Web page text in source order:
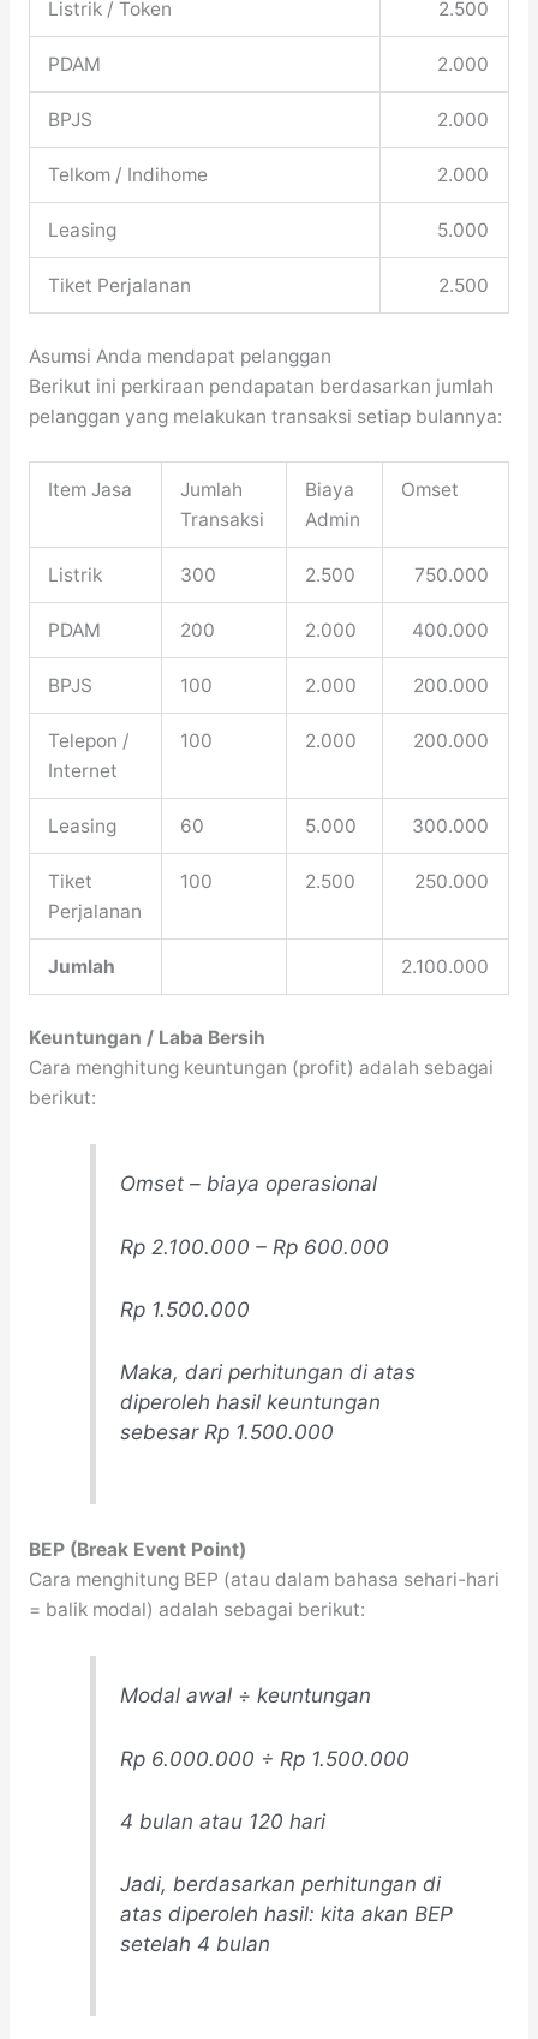
Listrik / Token 2.500
PDAM 2.000
BPJS 2.000
Telkom / Indihome 2.000
Leasing 5.000
Tiket Perjalanan 2.500
Asumsi Anda mendapat pelanggan
Berikut ini perkiraan pendapatan berdasarkan jumlah
pelanggan yang melakukan transaksi setiap bulannya:
Item Jasa
Jumlah
Transaksi
Biaya
Admin
Omset
Listrik 300 2.500 750.000
PDAM 200 2.000 400.000
BPJS 100 2.000 200.000
Telepon /
Internet
100 2.000 200.000
Leasing 60 5.000 300.000
Tiket
Perjalanan
100 2.500 250.000
Jumlah 2.100.000
Keuntungan / Laba Bersih
Cara menghitung keuntungan (profit) adalah sebagai
berikut:
Omset – biaya operasional
Rp 2.100.000 – Rp 600.000
Rp 1.500.000
Maka, dari perhitungan di atas
diperoleh hasil keuntungan
sebesar Rp 1.500.000
BEP (Break Event Point)
Cara menghitung BEP (atau dalam bahasa sehari-hari
= balik modal) adalah sebagai berikut:
Modal awal ÷ keuntungan
Rp 6.000.000 ÷ Rp 1.500.000
4 bulan atau 120 hari
Jadi, berdasarkan perhitungan di
atas diperoleh hasil: kita akan BEP
setelah 4 bulan